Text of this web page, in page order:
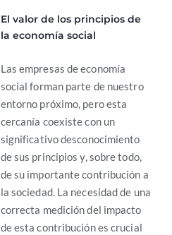
El valor de los principios de
la economía social
Las empresas de economía
social forman parte de nuestro
entorno próximo, pero esta
cercanía coexiste con un
significativo desconocimiento
de sus principios y, sobre todo,
de su importante contribución a
la sociedad. La necesidad de una
correcta medición del impacto
de esta contribución es crucial